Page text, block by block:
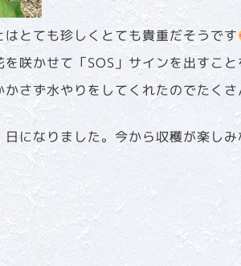
とても珍しくとても貴重だそうです
咲かせて「SOS」サインを出すこと
さず水やりをしてくれたのでたく
になりました。今から収穫が楽し